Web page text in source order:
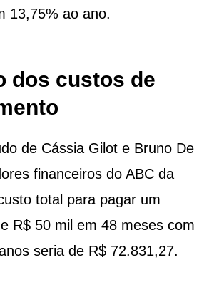
13,75% ao ano.
dos custos de
de Cássia Gilot e Bruno De
financeiros do ABC da
total para pagar um
R$ 50 mil em 48 meses com
seria de R$ 72.831,27.